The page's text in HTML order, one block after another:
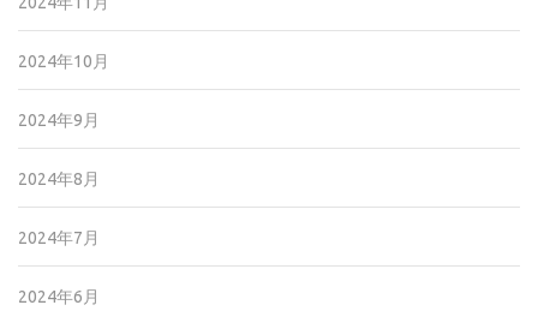
2024年10月
2024年9月
2024年8月
2024年7月
2024年6月